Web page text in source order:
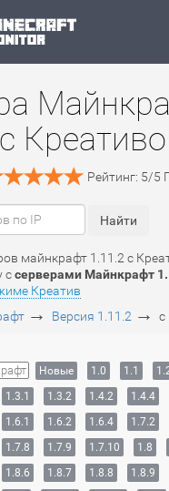
Рейтинг: 5/5
майнкрафт 1.11.2 c
ссерверами Майнкрафт
Креатив
→ Версия 1.11.2 → c
Новые 1.0 1.1
1.3.1 1.3.2 1.4.2 1.4.4
1.6.1 1.6.2 1.6.4 1.7.2
1.7.8 1.7.9 1.7.10 1.8
1.8.6 1.8.7 1.8.8 1.8.9